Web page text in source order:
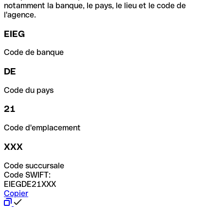
notamment la banque, le pays, le lieu et le code de
l'agence.
EIEG
Code de banque
DE
Code du pays
21
Code d'emplacement
XXX
Code succursale
Code SWIFT:
EIEGDE21XXX
Copier